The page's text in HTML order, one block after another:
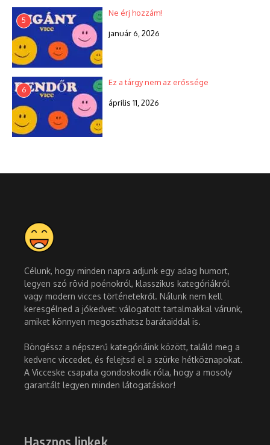
5
Ne érj hozzám!
január 6, 2026
6
Ez a tárgy nem az erőssége
április 11, 2026
Célunk, hogy minden napra adjunk egy adag humort,
legyen szó rövid poénokról, klasszikus kategóriákról
vagy modern vicces történetekről. Nálunk nem kell
keresgélned a jókedvet: válogatott tartalmakkal várunk,
amiket könnyen megoszthatsz barátaiddal is.
Böngéssz a népszerű kategóriáink között, találd meg a
kedvenc viccedet, és felejtsd el a szürke hétköznapokat.
A Vicceske csapata gondoskodik róla, hogy a mosoly
garantált legyen minden látogatáskor!
Hasznos linkek